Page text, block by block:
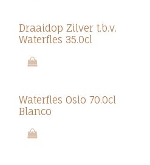
Draaidop Zilver t.b.v.
Waterfles 35.0cl
Waterfles Oslo 70.0cl
Blanco